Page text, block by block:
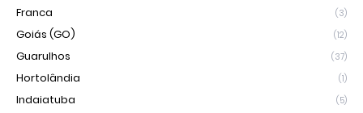
Franca (3)
Goiás (GO) (12)
Guarulhos (37)
Hortolândia (1)
Indaiatuba (5)